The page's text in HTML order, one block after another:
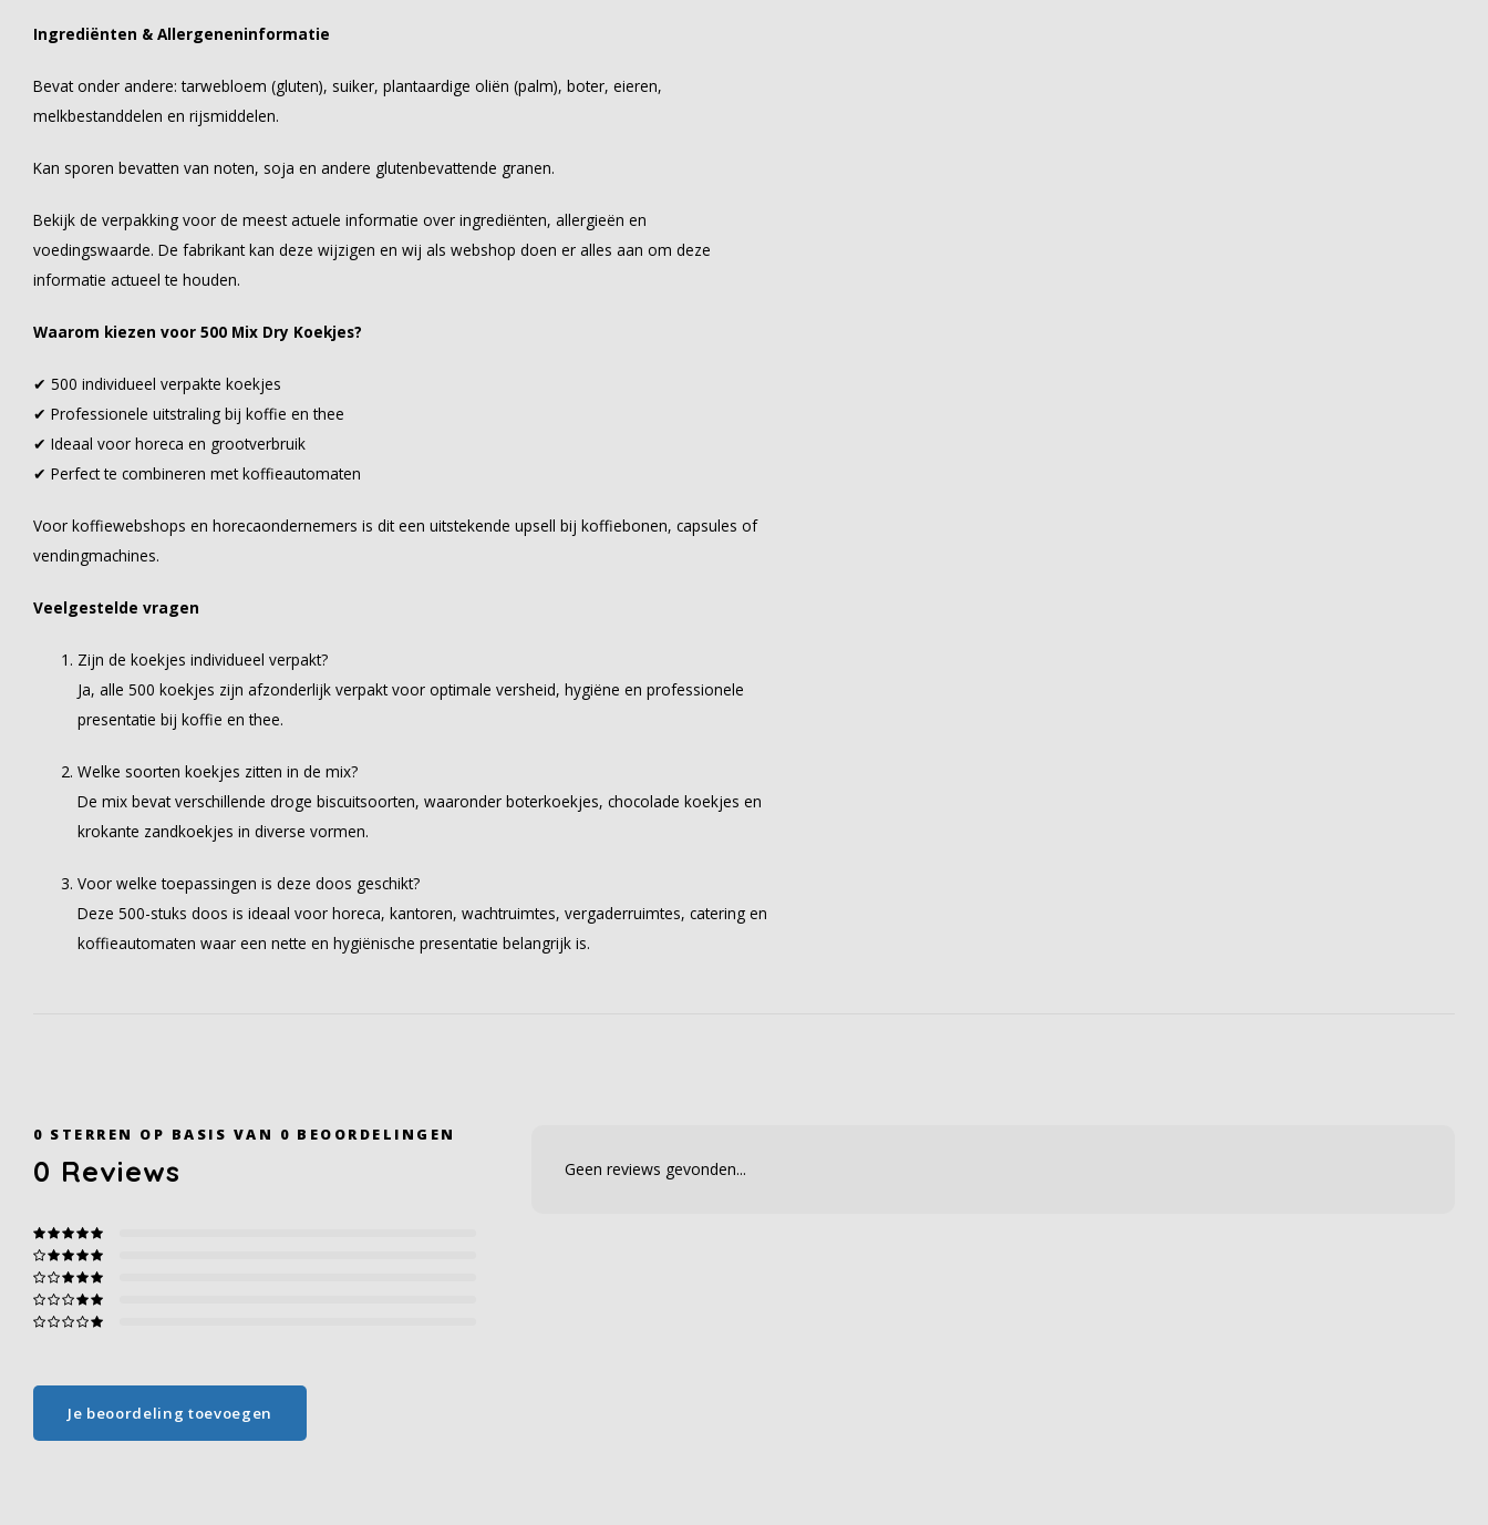
Ingrediënten & Allergeneninformatie
Bevat onder andere: tarwebloem (gluten), suiker, plantaardige oliën (palm), boter, eieren,
melkbestanddelen en rijsmiddelen.
Kan sporen bevatten van noten, soja en andere glutenbevattende granen.
Bekijk de verpakking voor de meest actuele informatie over ingrediënten, allergieën en
voedingswaarde. De fabrikant kan deze wijzigen en wij als webshop doen er alles aan om deze
informatie actueel te houden.
Waarom kiezen voor 500 Mix Dry Koekjes?
✔ 500 individueel verpakte koekjes
✔ Professionele uitstraling bij koffie en thee
✔ Ideaal voor horeca en grootverbruik
✔ Perfect te combineren met koffieautomaten
Voor koffiewebshops en horecaondernemers is dit een uitstekende upsell bij koffiebonen, capsules of
vendingmachines.
Veelgestelde vragen
Zijn de koekjes individueel verpakt?
Ja, alle 500 koekjes zijn afzonderlijk verpakt voor optimale versheid, hygiëne en professionele
presentatie bij koffie en thee.
Welke soorten koekjes zitten in de mix?
De mix bevat verschillende droge biscuitsoorten, waaronder boterkoekjes, chocolade koekjes en
krokante zandkoekjes in diverse vormen.
Voor welke toepassingen is deze doos geschikt?
Deze 500-stuks doos is ideaal voor horeca, kantoren, wachtruimtes, vergaderruimtes, catering en
koffieautomaten waar een nette en hygiënische presentatie belangrijk is.
0 STERREN OP BASIS VAN 0 BEOORDELINGEN
0 Reviews
Je beoordeling toevoegen
Geen reviews gevonden...